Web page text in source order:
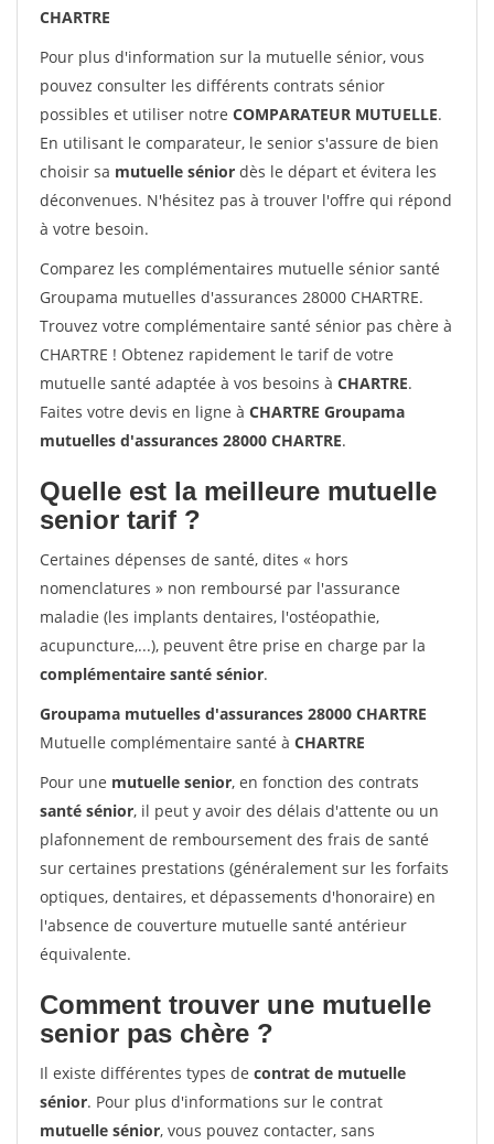
CHARTRE
Pour plus d'information sur la mutuelle sénior, vous
pouvez consulter les différents contrats sénior
possibles et utiliser notre COMPARATEUR MUTUELLE.
En utilisant le comparateur, le senior s'assure de bien
choisir sa mutuelle sénior dès le départ et évitera les
déconvenues. N'hésitez pas à trouver l'offre qui répond
à votre besoin.
Comparez les complémentaires mutuelle sénior santé
Groupama mutuelles d'assurances 28000 CHARTRE.
Trouvez votre complémentaire santé sénior pas chère à
CHARTRE ! Obtenez rapidement le tarif de votre
mutuelle santé adaptée à vos besoins à CHARTRE.
Faites votre devis en ligne à CHARTRE Groupama
mutuelles d'assurances 28000 CHARTRE.
Quelle est la meilleure mutuelle
senior tarif ?
Certaines dépenses de santé, dites « hors
nomenclatures » non remboursé par l'assurance
maladie (les implants dentaires, l'ostéopathie,
acupuncture,...), peuvent être prise en charge par la
complémentaire santé sénior.
Groupama mutuelles d'assurances 28000 CHARTRE
Mutuelle complémentaire santé à CHARTRE
Pour une mutuelle senior, en fonction des contrats
santé sénior, il peut y avoir des délais d'attente ou un
plafonnement de remboursement des frais de santé
sur certaines prestations (généralement sur les forfaits
optiques, dentaires, et dépassements d'honoraire) en
l'absence de couverture mutuelle santé antérieur
équivalente.
Comment trouver une mutuelle
senior pas chère ?
Il existe différentes types de contrat de mutuelle
sénior. Pour plus d'informations sur le contrat
mutuelle sénior, vous pouvez contacter, sans